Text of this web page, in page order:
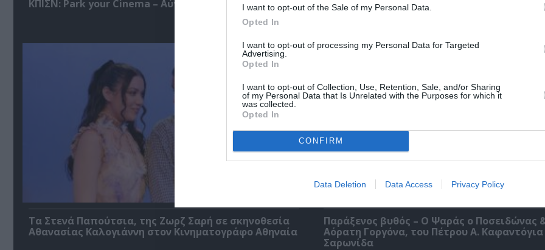
I want to opt-out of the Sale of my Personal Data.
Opted In
I want to opt-out of processing my Personal Data for Targeted
Advertising.
Opted In
I want to opt-out of Collection, Use, Retention, Sale, and/or Sharing
of my Personal Data that Is Unrelated with the Purposes for which it
was collected.
Opted In
CONFIRM
Data Deletion Data Access Privacy Policy
ΚΠΙΣΝ: Park your Cinema – Αύγουστος 2026
O κύριος Βρομύλος, του Ντέιβιντ
σκηνοθεσία Δημήτρη Δεγαΐτη στο 12ο
Τα Στενά Παπούτσια, της Ζωρζ Σαρή σε σκηνοθεσία
Αθανασίας Καλογιάννη στον Κινηματογράφο Αθηναία
Παράξενος βυθός – Ο Ψαράς ο Ποσειδώνας
Αόρατη Γοργόνα, του Πέτρου Α.
Σαρωνίδα